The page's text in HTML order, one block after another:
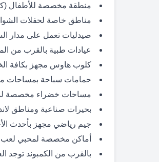
منطقة مخصصة للأطفال
مناطق خاصة لحفلات الشواء
صيدليات تعمل على مدار
عيادات طبية بالقرب من
كلوب هاوس مجهز بكافة
حمامات سباحة بمساحات
مساحات خضراء مخصصة
بحيرات صناعية ومناطق
جيم رياضي مجهز بأحدث
أماكن مخصصة لمحبي لعب
بالقرب من الكمبوند توجد